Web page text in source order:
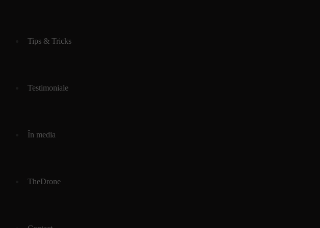
Tips & Tricks
Testimoniale
În media
TheDrone